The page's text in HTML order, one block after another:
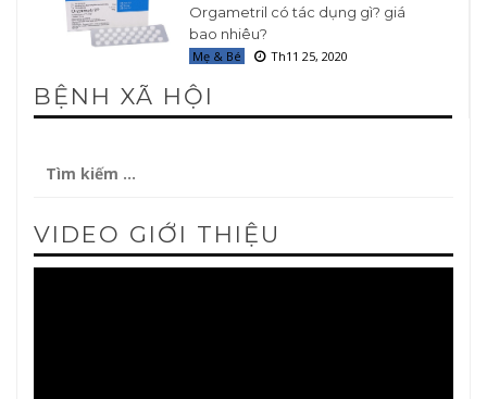
Orgametril có tác dụng gì? giá
bao nhiêu?
Mẹ & Bé Th11 25, 2020
BỆNH XÃ HỘI
kiếm
VIDEO GIỚI THIỆU